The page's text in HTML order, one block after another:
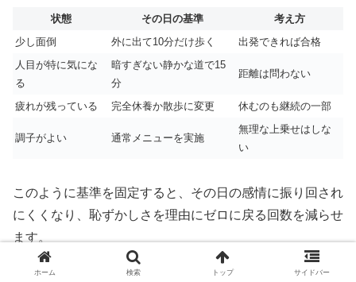
状態 その日の基準
考え方
少し面倒
外に出て10分だけ歩く
出発できれば合格
人目が特に気にな
る
暗すぎない静かな道で15
分
距離は問わない
疲れが残っている 完全休養か散歩に変更 休むのも継続の一部
調子がよい 通常メニューを実施
無理な上乗せはしな
い
このように基準を固定すると、その日の感情に振り回され
にくくなり、恥ずかしさを理由にゼロに戻る回数を減らせ
ます。
ホーム 検索 トップ サイドバー